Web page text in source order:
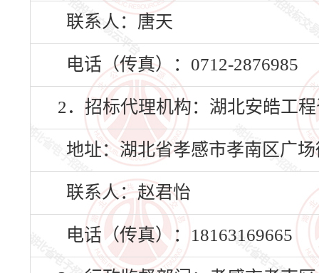
联系人：唐天
电话（传真）：0712-2876985
2．招标代理机构：湖北安皓工
地址：湖北省孝感市孝南区广
联系人：赵君怡
电话（传真）：18163169665